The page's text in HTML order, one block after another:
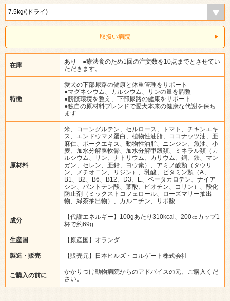
取扱い病院
在庫
あり ●療法食のため1回の注文数を10点までとさせてい
ただきます。
特徴
愛犬の下部尿路の健康と体重管理をサポート
●マグネシウム、カルシウム、リンの量を調整
●膀胱環境を整え、下部尿路の健康をサポート
●独自の原材料ブレンドで愛犬本来の健康な代謝を保ち
ます
原材料
米、コーングルテン、セルロース、トマト、チキンエキ
ス、エンドウマメ蛋白、植物性油脂、ココナッツ油、亜
麻仁、ポークエキス、動物性油脂、ニンジン、魚油、小
麦、加水分解豚軟骨、加水分解甲殻類、ミネラル類（カ
ルシウム、リン、ナトリウム、カリウム、銅、鉄、マン
ガン、セレン、亜鉛、ヨウ素）、アミノ酸類（タウリ
ン、メチオニン、リジン）、乳酸、ビタミン類（A、
B1、B2、B6、B12、D3、E、ベータカロテン、ナイア
シン、パントテン酸、葉酸、ビオチン、コリン）、酸化
防止剤（ミックストコフェロール、ローズマリー抽出
物、緑茶抽出物）、カルニチン、リポ酸
成分
【代謝エネルギー】100gあたり310kcal、200㏄カップ1
杯で約69g
生産国 【原産国】オランダ
製造・販売 【販売元】日本ヒルズ・コルゲート株式会社
ご購入の前に
かかりつけ動物病院からのアドバイスの元、ご購入くだ
さい。